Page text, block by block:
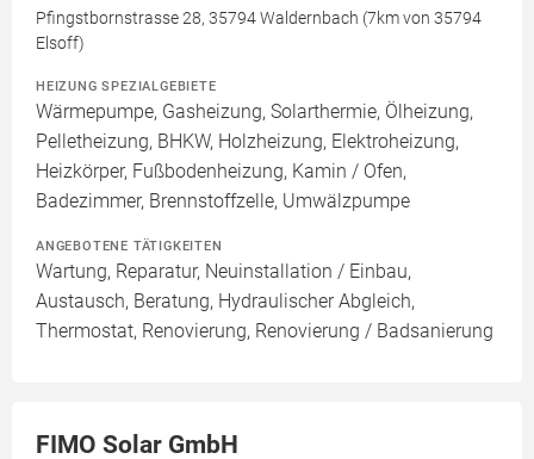
Pfingstbornstrasse 28, 35794 Waldernbach (7km von 35794
Elsoff)
HEIZUNG SPEZIALGEBIETE
Wärmepumpe, Gasheizung, Solarthermie, Ölheizung,
Pelletheizung, BHKW, Holzheizung, Elektroheizung,
Heizkörper, Fußbodenheizung, Kamin / Ofen,
Badezimmer, Brennstoffzelle, Umwälzpumpe
ANGEBOTENE TÄTIGKEITEN
Wartung, Reparatur, Neuinstallation / Einbau,
Austausch, Beratung, Hydraulischer Abgleich,
Thermostat, Renovierung, Renovierung / Badsanierung
FIMO Solar GmbH